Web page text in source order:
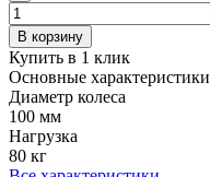
В корзину
Купить в 1 клик
Основные характеристики
Диаметр колеса
100 мм
Нагрузка
80 кг